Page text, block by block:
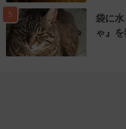
5
袋に
ゃ』